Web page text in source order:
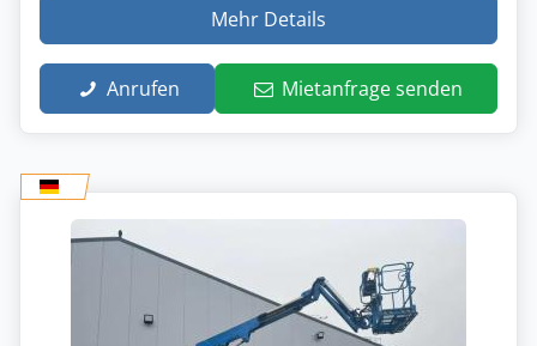
Mehr Details
Anrufen Mietanfrage senden